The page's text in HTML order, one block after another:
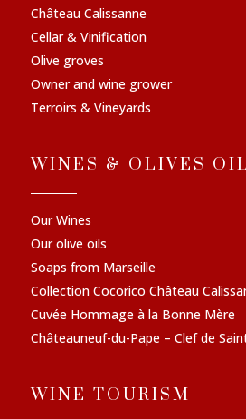
Château Calissanne
Cellar & Vinification
Olive groves
Owner and wine grower
Terroirs & Vineyards
WINES & OLIVES
Our Wines
Our olive oils
Soaps from Marseille
Collection Cocorico Château
Cuvée Hommage à la Bonne Mère
Châteauneuf-du-Pape – Clef de
WINE TOURISM